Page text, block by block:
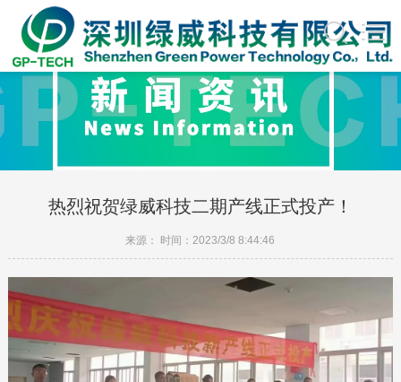
热烈祝贺绿威科技二期产线正式投产！
来源： 时间：2023/3/8 8:44:46